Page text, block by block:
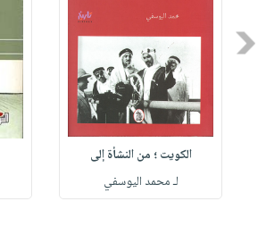
Previous
الكويت ؛ من النشأة إلى
لـ محمد اليوسفي